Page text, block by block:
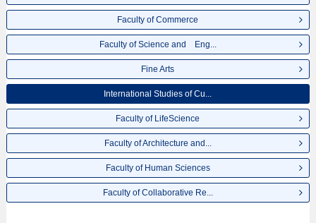
Faculty of Commerce
Faculty of Science and Eng...
Fine Arts
International Studies of Cu...
Faculty of LifeScience
Faculty of Architecture and...
Faculty of Human Sciences
Faculty of Collaborative Re...